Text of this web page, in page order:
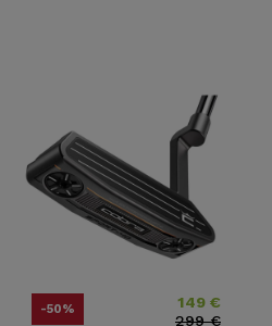
-50% Precio149 €
Precio base
299 €